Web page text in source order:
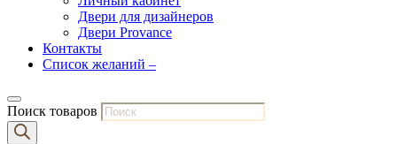
Двери для дизайнеров
Двери Provance
Контакты
Список желаний –
Поиск товаров